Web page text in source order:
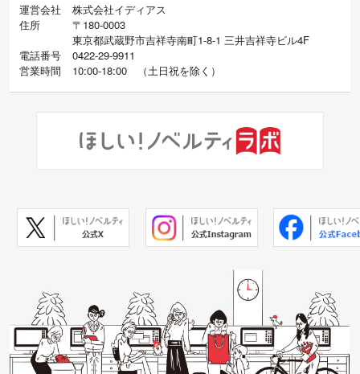
運営会社
株式会社イディアス
住所
〒180-0003
東京都武蔵野市吉祥寺南町1-8-1 三井吉祥寺ビル4F
電話番号
0422-29-9911
営業時間
10:00-18:00 （土日祝を除く）